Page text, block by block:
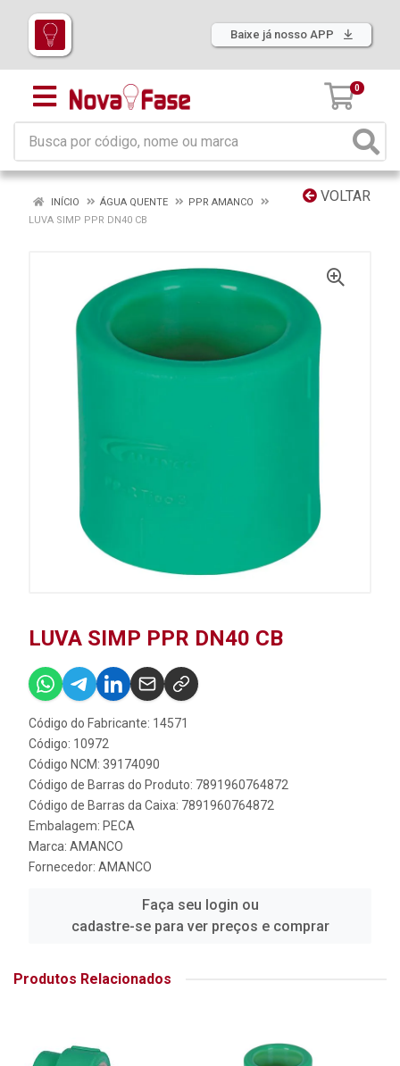
Baixe já nosso APP
0
VOLTAR
INÍCIO ÁGUA QUENTE
PPR AMANCO
LUVA SIMP PPR DN40 CB
LUVA SIMP PPR DN40 CB
Código do Fabricante: 14571
Código: 10972
Código NCM: 39174090
Código de Barras do Produto: 7891960764872
Código de Barras da Caixa: 7891960764872
Embalagem: PECA
Marca: AMANCO
Fornecedor: AMANCO
Faça seu login ou
cadastre-se para ver preços e comprar
Produtos Relacionados